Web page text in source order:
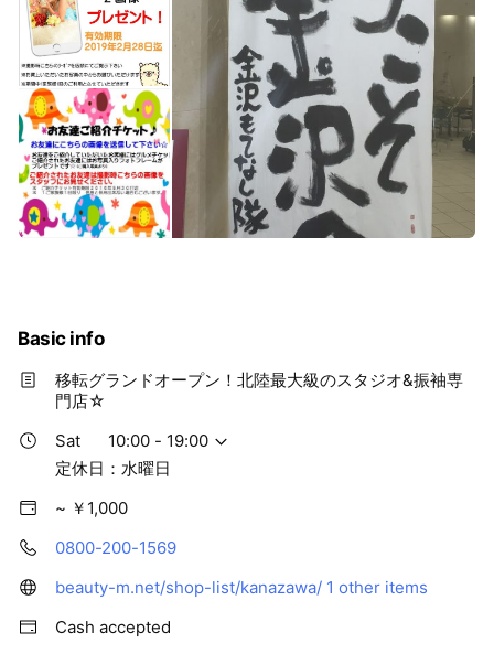
Basic info
移転グランドオープン！北陸最大級のスタジオ&振袖専
門店☆
Sat
10:00 - 19:00
定休日：水曜日
~ ￥1,000
0800-200-1569
beauty-m.net/shop-list/kanazawa/ 1 other items
Cash accepted